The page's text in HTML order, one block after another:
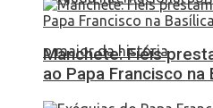
Manchete: Fiéis
ao Papa Francisco